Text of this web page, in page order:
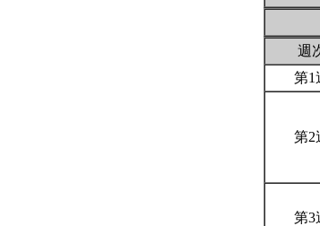
週
第1
第2
第3